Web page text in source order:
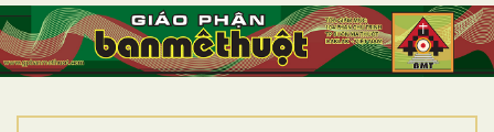
TRANG NHẤT
GIỚI THIỆU